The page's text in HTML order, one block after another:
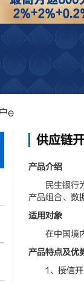
e
供应链
产品介绍
民生银行为
产品组合、数
适用对象
在中国境内
产品特点及优
1、授信开